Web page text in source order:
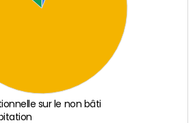
sur le non bâti